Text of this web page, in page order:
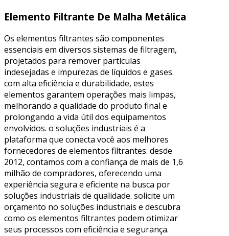
Elemento Filtrante De Malha Metálica
Os elementos filtrantes são componentes
essenciais em diversos sistemas de filtragem,
projetados para remover partículas
indesejadas e impurezas de líquidos e gases.
com alta eficiência e durabilidade, estes
elementos garantem operações mais limpas,
melhorando a qualidade do produto final e
prolongando a vida útil dos equipamentos
envolvidos. o soluções industriais é a
plataforma que conecta você aos melhores
fornecedores de elementos filtrantes. desde
2012, contamos com a confiança de mais de 1,6
milhão de compradores, oferecendo uma
experiência segura e eficiente na busca por
soluções industriais de qualidade. solicite um
orçamento no soluções industriais e descubra
como os elementos filtrantes podem otimizar
seus processos com eficiência e segurança.